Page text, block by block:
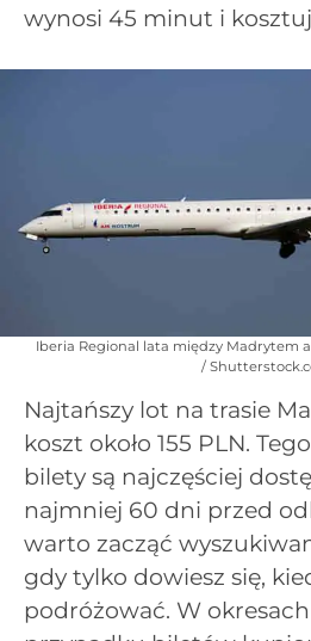
wynosi 45 minut i
Iberia Regional lata między Madrytem
/
Najtańszy lot na trasie
koszt około 155 PLN.
bilety są najczęściej
najmniej 60 dni przed
warto zacząć
gdy tylko dowiesz się,
podróżować. W